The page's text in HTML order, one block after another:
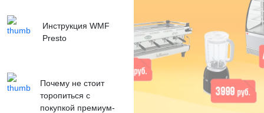
Инструкция WMF
Presto
Почему не стоит
торопиться с
покупкой премиум-